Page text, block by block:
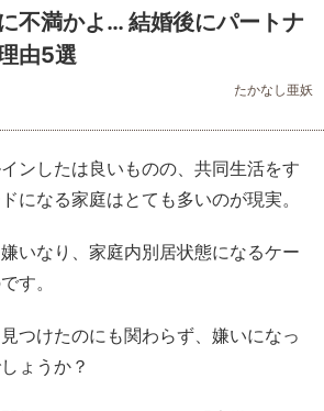
不満かよ… 結婚後にパートナ
由5選
たかなし亜妖
ンしたは良いものの、共同生活をす
になる家庭はとても多いのが現実。
いなり、家庭内別居状態になるケー
す。
つけたのにも関わらず、嫌いになっ
ょうか？